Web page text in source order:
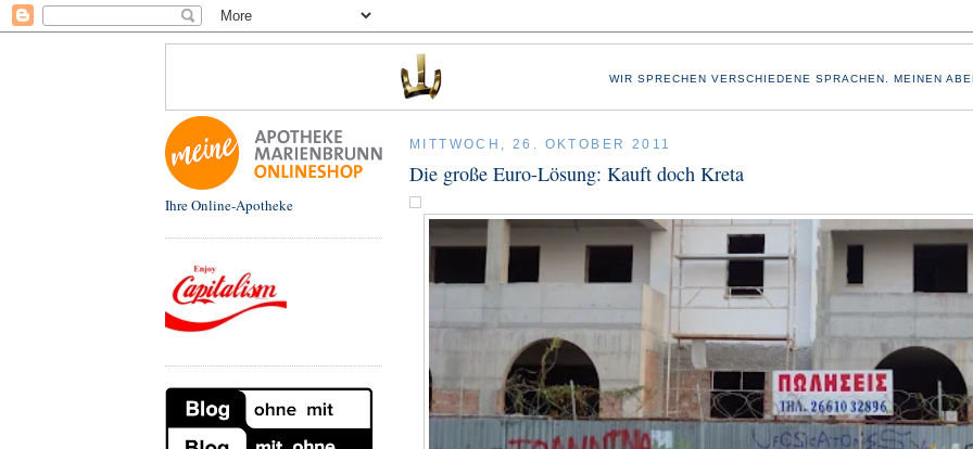
WIR SPRECHEN VERSCHIEDENE SPRACHEN. MEINEN
Ihre Online-Apotheke
MITTWOCH, 26. OKTOBER 2011
Die große Euro-Lösung: Kauft doch Kreta